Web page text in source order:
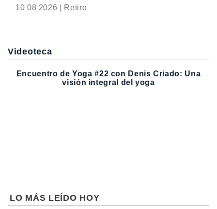
10 08 2026 | Retiro
Videoteca
Encuentro de Yoga #22 con Denis Criado: Una
visión integral del yoga
LO MÁS LEÍDO HOY